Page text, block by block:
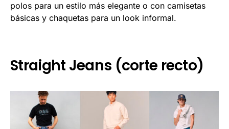
polos para un estilo más elegante o con camisetas
básicas y chaquetas para un look informal.
Straight Jeans (corte recto)